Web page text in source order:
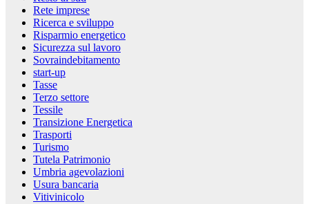
Rete imprese
Ricerca e sviluppo
Risparmio energetico
Sicurezza sul lavoro
Sovraindebitamento
start-up
Tasse
Terzo settore
Tessile
Transizione Energetica
Trasporti
Turismo
Tutela Patrimonio
Umbria agevolazioni
Usura bancaria
Vitivinicolo